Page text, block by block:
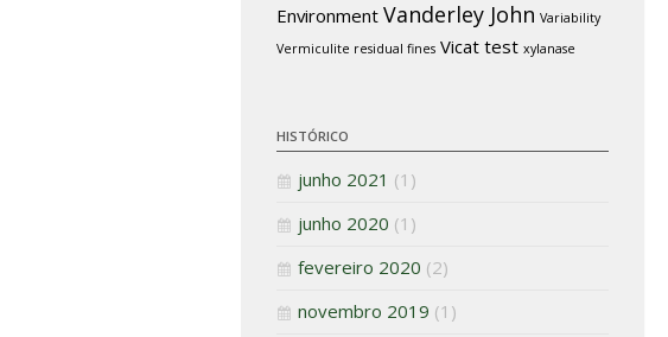
Environment Vanderley John Variability
Vermiculite residual fines Vicat test xylanase
HISTÓRICO
junho 2021 (1)
junho 2020 (1)
fevereiro 2020 (2)
novembro 2019 (1)